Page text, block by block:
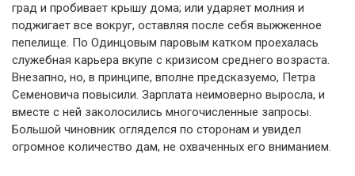
град и пробивает крышу дома; или ударяет молния и
поджигает все вокруг, оставляя после себя выжженное
пепелище. По Одинцовым паровым катком проехалась
служебная карьера вкупе с кризисом среднего возраста.
Внезапно, но, в принципе, вполне предсказуемо, Петра
Семеновича повысили. Зарплата неимоверно выросла, и
вместе с ней заколосились многочисленные запросы.
Большой чиновник огляделся по сторонам и увидел
огромное количество дам, не охваченных его вниманием.